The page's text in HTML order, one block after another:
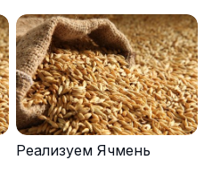
Реализуем Ячмень